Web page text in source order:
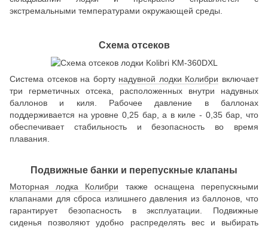
экстремальными температурами окружающей среды.
Схема отсеков
Система отсеков на борту надувной лодки Колибри включает
три герметичных отсека, расположенных внутри надувных
баллонов и киля. Рабочее давление в баллонах
поддерживается на уровне 0,25 бар, а в киле - 0,35 бар, что
обеспечивает стабильность и безопасность во время
плавания.
Подвижные банки и перепускные клапаны
Моторная лодка Колибри также оснащена перепускными
клапанами для сброса излишнего давления из баллонов, что
гарантирует безопасность в эксплуатации. Подвижные
сиденья позволяют удобно распределять вес и выбирать